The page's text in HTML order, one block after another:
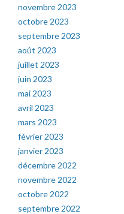
novembre 2023
octobre 2023
septembre 2023
août 2023
juillet 2023
juin 2023
mai 2023
avril 2023
mars 2023
février 2023
janvier 2023
décembre 2022
novembre 2022
octobre 2022
septembre 2022